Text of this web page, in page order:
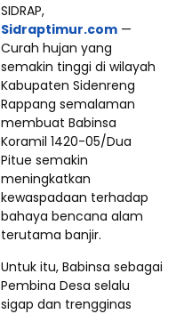
SIDRAP,
Sidraptimur.com —
Curah hujan yang
semakin tinggi di wilayah
Kabupaten Sidenreng
Rappang semalaman
membuat Babinsa
Koramil 1420-05/Dua
Pitue semakin
meningkatkan
kewaspadaan terhadap
bahaya bencana alam
terutama banjir.
Untuk itu, Babinsa sebagai
Pembina Desa selalu
sigap dan trengginas